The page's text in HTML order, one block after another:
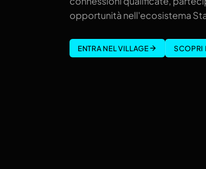
opportunità nell'ecosistema
ENTRA NEL VILLAGE SCOPRI